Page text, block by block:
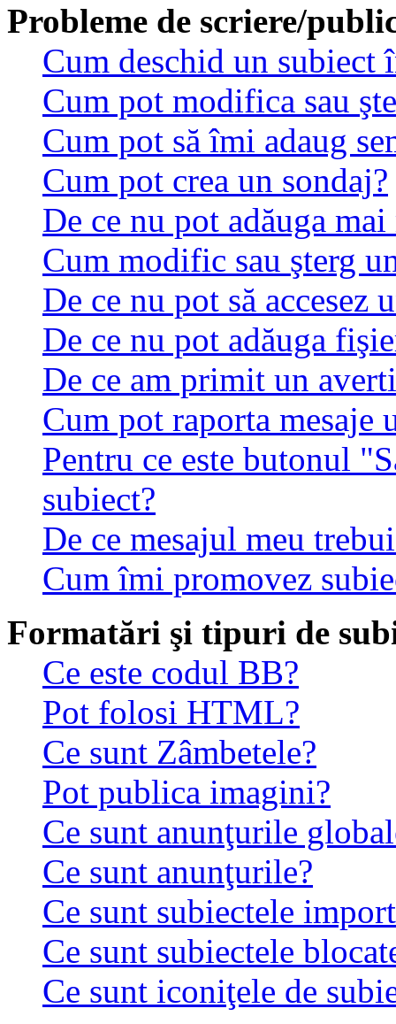
Probleme de scriere/
Cum deschid un subiect
Cum pot modifica sau
Cum pot să îmi adaug
Cum pot crea un sondaj?
De ce nu pot adăuga
Cum modific sau şterg
De ce nu pot să accesez
De ce nu pot adăuga
De ce am primit un
Cum pot raporta mesaje
Pentru ce este butonul
subiect?
De ce mesajul meu
Cum îmi promovez
Formatări şi tipuri de
Ce este codul BB?
Pot folosi HTML?
Ce sunt Zâmbetele?
Pot publica imagini?
Ce sunt anunţurile
Ce sunt anunţurile?
Ce sunt subiectele
Ce sunt subiectele
Ce sunt iconiţele de